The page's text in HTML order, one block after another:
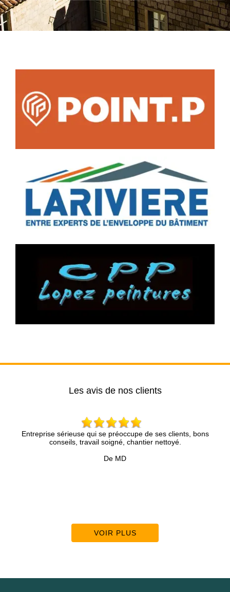
Les avis de nos clients
Mr Brun et son collègues sont très pros, réactifs et
Nous sommes très satisfaits de leur prestation sur notre
VOIR PLUS